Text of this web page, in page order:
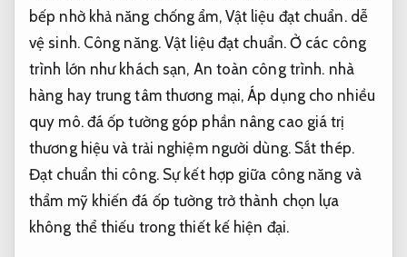
bếp nhờ khả năng chống ẩm, Vật liệu đạt chuẩn.dễ
vệ sinh. Công năng. Vật liệu đạt chuẩn.Ở các công
trình lớn như khách sạn, An toàn công trình. nhà
hàng hay trung tâm thương mại, Áp dụng cho nhiều
quy mô.đá ốp tường góp phần nâng cao giá trị
thương hiệu và trải nghiệm người dùng. Sắt thép.
Đạt chuẩn thi công.Sự kết hợp giữa công năng và
thẩm mỹ khiến đá ốp tường trở thành chọn lựa
không thể thiếu trong thiết kế hiện đại.